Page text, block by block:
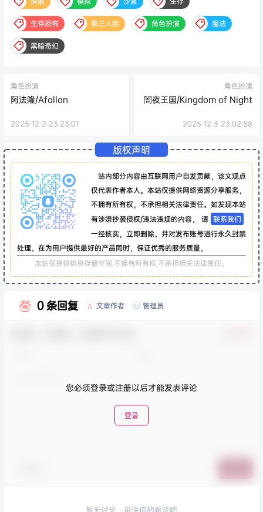
生存恐怖 第三人称 角色扮演 魔法
黑暗奇幻
角色扮演
阿法隆/Afallon
2025-12-2 23:23:01
角色扮演
闇夜王国/Kingdom of Night
2025-12-3 23:02:58
版权声明
站内部分内容由互联网用户自发贡献，该文观点
仅代表作者本人。本站仅提供网络资源分享服务，
不拥有所有权，不承担相关法律责任。如发现本站
有涉嫌抄袭侵权/违法违规的内容， 请 联系我们
一经核实，立即删除。并对发布账号进行永久封禁
处理。在为用户提供最好的产品同时，保证优秀的服务质量。
本站仅提供信息存储空间,不拥有所有权,不承担相关法律责任。
0 条回复 A 文章作者 M 管理员
您必须登录或注册以后才能发表评论
登录
暂无讨论，说说你的看法吧